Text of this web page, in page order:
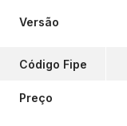
Versão
Código Fipe
Preço